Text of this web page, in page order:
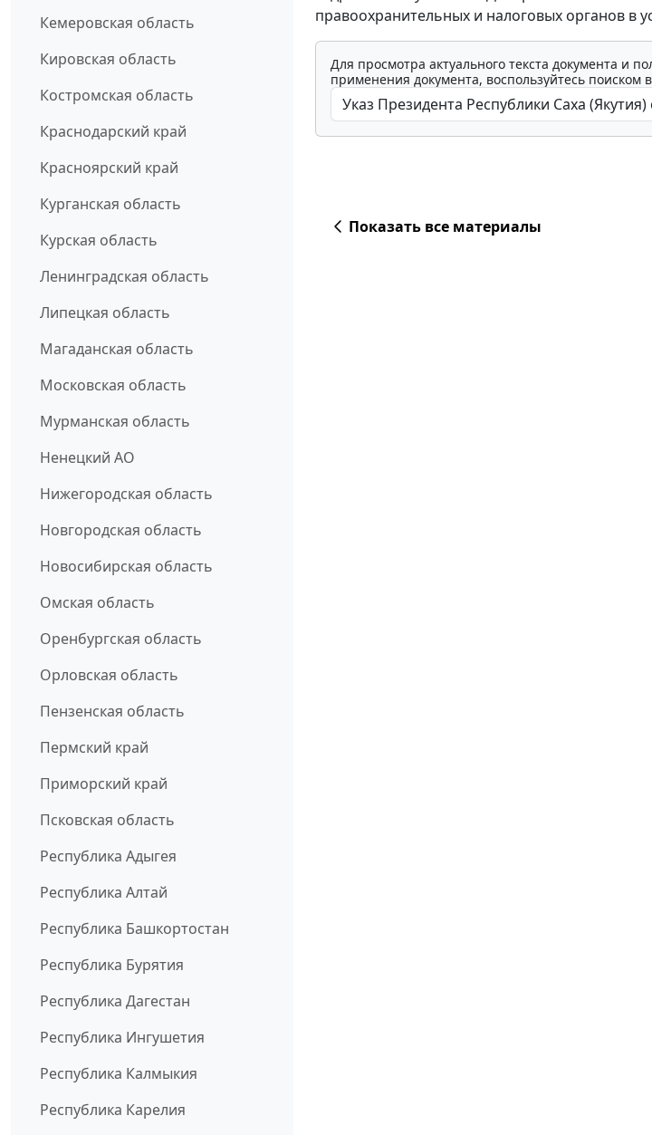
Кемеровская область
Кировская область
Костромская область
Краснодарский край
Красноярский край
Курганская область
Курская область
Ленинградская область
Липецкая область
Магаданская область
Московская область
Мурманская область
Ненецкий АО
Нижегородская область
Новгородская область
Новосибирская область
Омская область
Оренбургская область
Орловская область
Пензенская область
Пермский край
Приморский край
Псковская область
Республика Адыгея
Республика Алтай
Республика Башкортостан
Республика Бурятия
Республика Дагестан
Республика Ингушетия
Республика Калмыкия
Республика Карелия
правоохранительных и налоговых органов в
Для просмотра актуального текста документа и
применения документа, воспользуйтесь поиском
Показать все материалы